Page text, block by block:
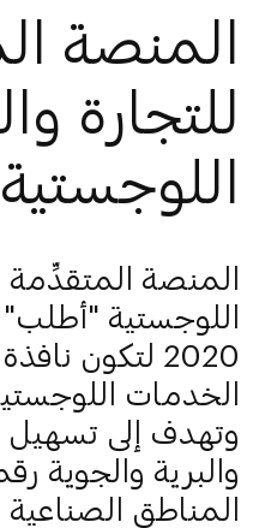
المنصة
للتجارة
المنصة المتقدِّمة
اللوجستية
2020 لتكون
الخدمات
وتهدف إلى تسهيل
والبرية والجوية
المناطق